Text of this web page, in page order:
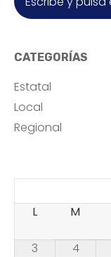
CATEGORÍAS
Estatal
Local
Regional
L
M
3
4